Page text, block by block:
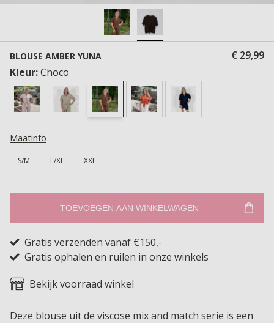
BLOUSE AMBER YUNA
€ 29,99
Kleur:Choco
Maatinfo
S/M L/XL XXL
TOEVOEGEN AAN WINKELWAGEN
Gratis verzenden vanaf €150,-
Gratis ophalen en ruilen in onze winkels
Bekijk voorraad winkel
Deze blouse uit de viscose mix and match serie is een